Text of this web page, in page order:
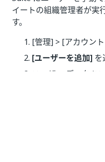
イートの組織管理者が実
す。
[管理] > [アカウン
[ユーザーを追加] を
ユーザー データ (